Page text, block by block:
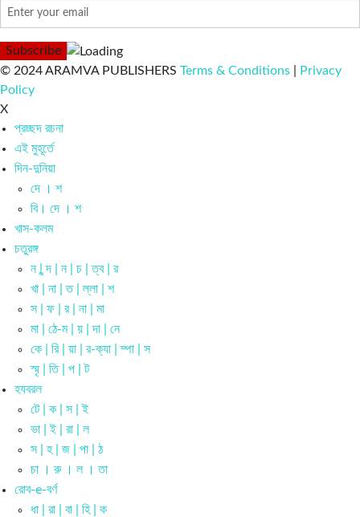
© 2024 ARAMVA PUBLISHERS Terms & Conditions
Privacy
Policy
X
প্রচ্ছদ রচনা
এই মুহূর্তে
দিন-দুনিয়া
দে । শ
বি। দে । শ
খাস-কলম
চতুরঙ্গ
ন | ন্দ | ন | চ | ত্ব | র
খা | না | ত | ল্লা | শ
স | ফ | র | না | মা
মা | ঠে-ম | য় | দা | নে
কে | রি | য়া | র-ক্যা | ম্পা | স
স্মৃ | তি | প | ট
হযবরল
টে | ক | স | ই
ভা | ই | রা | ল
স | হ | জ | পা | ঠ
চা । রু । ল । তা
রোব-e-বর্ণ
ধা | রা | বা | হি | ক